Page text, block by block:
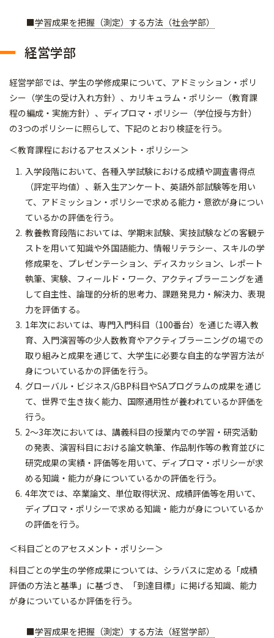
■学習成果を把握（測定）する方法（社会学部）
経営学部
経営学部では、学生の学修成果について、アドミッション・ポリ
シー（学生の受け入れ方針）、カリキュラム・ポリシー（教育課
程の編成・実施方針）、ディプロマ・ポリシー（学位授与方針）
の3つのポリシーに照らして、下記のとおり検証を行う。
＜教育課程におけるアセスメント・ポリシー＞
入学段階において、各種入学試験における成績や調査書得点
（評定平均値）、新入生アンケート、英語外部試験等を用い
て、アドミッション・ポリシーで求める能力・意欲が身につい
ているかの評価を行う。
教養教育段階においては、学期末試験、実技試験などの客観テ
ストを用いて知識や外国語能力、情報リテラシー、スキルの学
修成果を、プレゼンテーション、ディスカッション、レポート
執筆、実験、フィールド・ワーク、アクティブラーニングを通
して自主性、論理的分析的思考力、課題発見力・解決力、表現
力を評価する。
1年次においては、専門入門科目（100番台）を通じた導入教
育、入門演習等の少人数教育やアクティブラーニングの場での
取り組みと成果を通じて、大学生に必要な自主的な学習方法が
身についているかの評価を行う。
グローバル・ビジネス/GBP科目やSAプログラムの成果を通じ
て、世界で生き抜く能力、国際通用性が養われているか評価を
行う。
2～3年次においては、講義科目の授業内での学習・研究活動
の発表、演習科目における論文執筆、作品制作等の教育並びに
研究成果の実績・評価等を用いて、ディプロマ・ポリシーが求
める知識・能力が身についているかの評価を行う。
4年次では、卒業論文、単位取得状況、成績評価等を用いて、
ディプロマ・ポリシーで求める知識・能力が身についているか
の評価を行う。
＜科目ごとのアセスメント・ポリシー＞
科目ごとの学生の学修成果については、シラバスに定める「成績
評価の方法と基準」に基づき、「到達目標」に掲げる知識、能力
が身についているか評価を行う。
■学習成果を把握（測定）する方法（経営学部）